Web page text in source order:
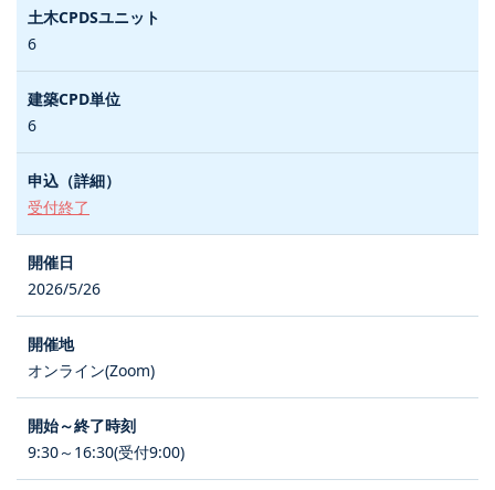
6
6
受付終了
2026/5/26
オンライン(Zoom)
9:30～16:30(受付9:00)